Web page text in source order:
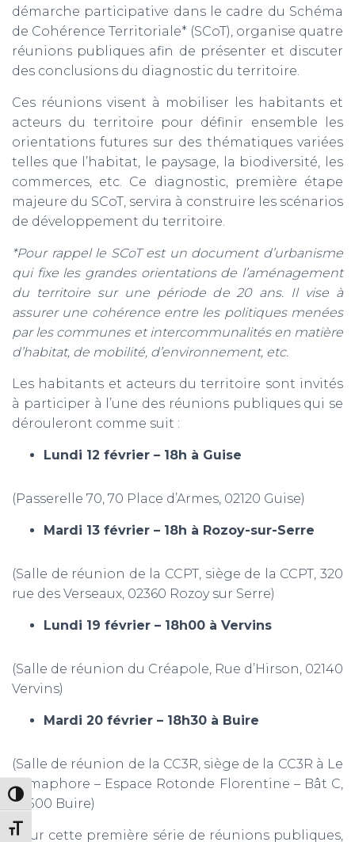
PASSER EN CONTRASTE ÉLEVÉ
CHANGER LA TAILLE DE LA POLICE
démarche participative dans le cadre du Schéma
de Cohérence Territoriale* (SCoT), organise quatre
réunions publiques afin de présenter et discuter
des conclusions du diagnostic du territoire.
Ces réunions visent à mobiliser les habitants et
acteurs du territoire pour définir ensemble les
orientations futures sur des thématiques variées
telles que l’habitat, le paysage, la biodiversité, les
commerces, etc. Ce diagnostic, première étape
majeure du SCoT, servira à construire les scénarios
de développement du territoire.
*Pour rappel le SCoT est un document d’urbanisme
qui fixe les grandes orientations de l’aménagement
du territoire sur une période de 20 ans. Il vise à
assurer une cohérence entre les politiques menées
par les communes et intercommunalités en matière
d’habitat, de mobilité, d’environnement, etc.
Les habitants et acteurs du territoire sont invités
à participer à l’une des réunions publiques qui se
dérouleront comme suit :
Lundi 12 février – 18h à Guise
(Passerelle 70, 70 Place d’Armes, 02120 Guise)
Mardi 13 février – 18h à Rozoy-sur-Serre
(Salle de réunion de la CCPT, siège de la CCPT, 320
rue des Verseaux, 02360 Rozoy sur Serre)
Lundi 19 février – 18h00 à Vervins
(Salle de réunion du Créapole, Rue d’Hirson, 02140
Vervins)
Mardi 20 février – 18h30 à Buire
(Salle de réunion de la CC3R, siège de la CC3R à Le
Sémaphore – Espace Rotonde Florentine – Bât C,
02500 Buire)
Pour cette première série de réunions publiques,